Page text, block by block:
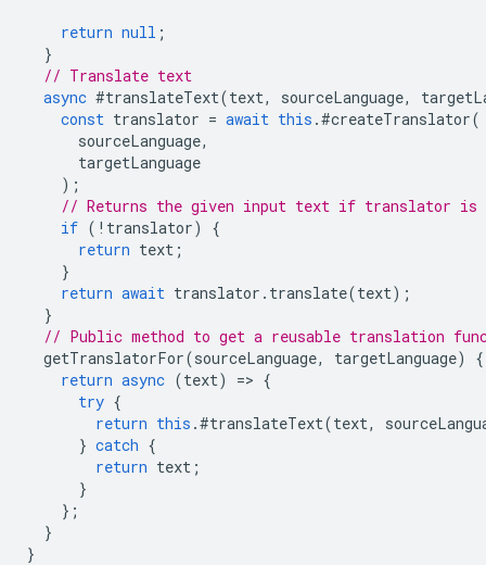
return null ;
}
// Translate text
async #translateText(text, sourceLanguage,
const translator = await this .#createTranslator(
sourceLanguage,
targetLanguage
);
// Returns the given input text if translator is
if ( ! translator)
{
return text ;
}
return await translator . translate(text);
}
// Public method to get a reusable translation
getTranslatorFor(sourceLanguage, targetLanguage)
{
return async (text) => {
try {
return this .#translateText(text,
} catch {
return text ;
}
};
}
}